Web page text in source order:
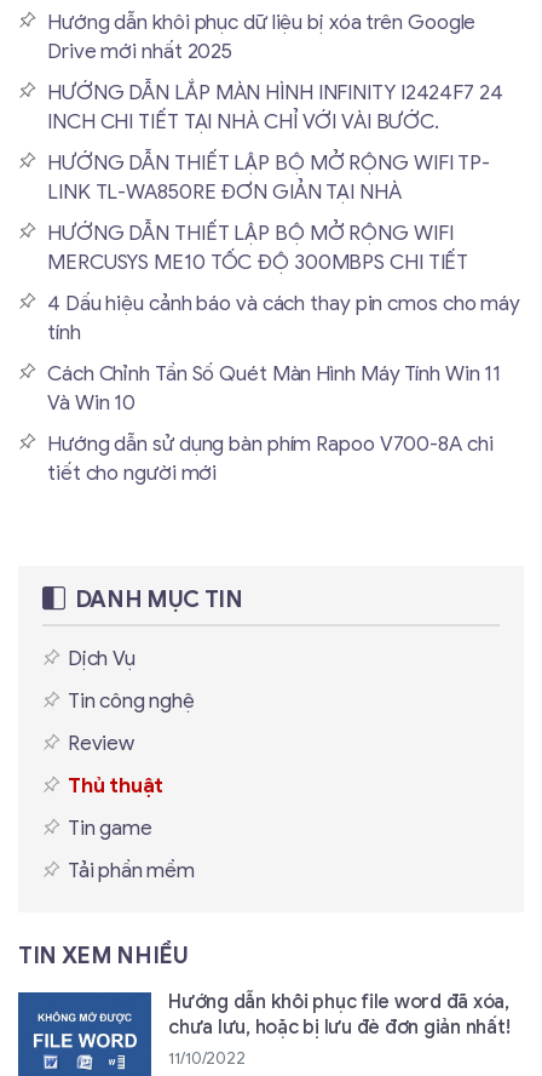
Hướng dẫn khôi phục dữ liệu bị xóa trên Google
Drive mới nhất 2025
HƯỚNG DẪN LẮP MÀN HÌNH INFINITY I2424F7 24
INCH CHI TIẾT TẠI NHÀ CHỈ VỚI VÀI BƯỚC.
HƯỚNG DẪN THIẾT LẬP BỘ MỞ RỘNG WIFI TP-
LINK TL-WA850RE ĐƠN GIẢN TẠI NHÀ
HƯỚNG DẪN THIẾT LẬP BỘ MỞ RỘNG WIFI
MERCUSYS ME10 TỐC ĐỘ 300MBPS CHI TIẾT
4 Dấu hiệu cảnh báo và cách thay pin cmos cho máy
tính
Cách Chỉnh Tần Số Quét Màn Hình Máy Tính Win 11
Và Win 10
Hướng dẫn sử dụng bàn phím Rapoo V700-8A chi
tiết cho người mới
DANH MỤC TIN
Dịch Vụ
Tin công nghệ
Review
Thủ thuật
Tin game
Tải phần mềm
TIN XEM NHIỀU
Hướng dẫn khôi phục file word đã xóa,
chưa lưu, hoặc bị lưu đè đơn giản nhất!
11/10/2022